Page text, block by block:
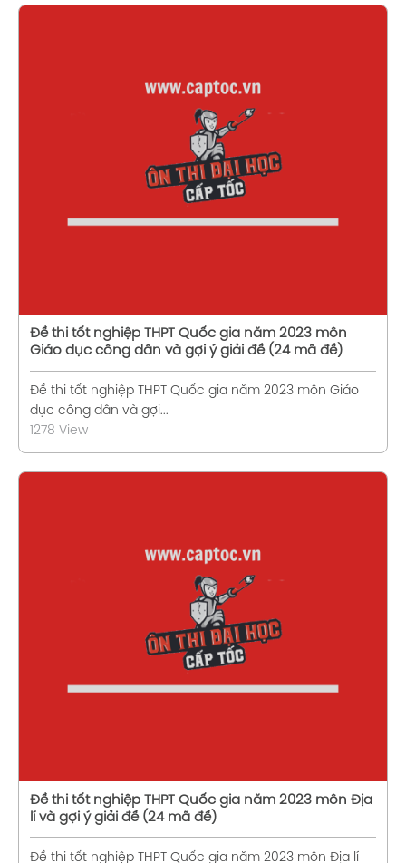
Xem chi tiết
Đề thi tốt nghiệp THPT Quốc gia năm 2023 môn
Giáo dục công dân và gợi ý giải đề (24 mã đề)
Đề thi tốt nghiệp THPT Quốc gia năm 2023 môn Giáo
dục công dân và gợi...
1278 View
Xem chi tiết
Đề thi tốt nghiệp THPT Quốc gia năm 2023 môn Địa
lí và gợi ý giải đề (24 mã đề)
Đề thi tốt nghiệp THPT Quốc gia năm 2023 môn Địa lí